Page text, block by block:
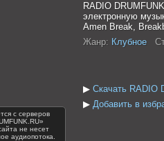
с серверов
не несет
аудиопотока.
RADIO
электронную
Amen Break,
Жанр: Клубное
▶ Скачать RADIO
▶ Добавить в